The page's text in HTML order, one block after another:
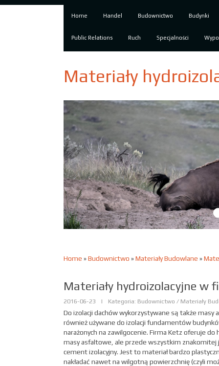
Home Handel Budownictwo Budynki
Public Relations Ruch Specjalności
Materiały
Home »Budownictwo »Materiały Budowlane »
Materiały hydroizolacyjne w
2016-06-23 | Kategoria: Budownictwo / Materiały
Do izolacji dachów wykorzystywane są także masy
również używane do izolacji fundamentów
narażonych na zawilgocenie. Firma Ketz oferuje do
masy asfaltowe, ale przede wszystkim znakomitej
cement izolacyjny. Jest to materiał bardzo
nakładać nawet na wilgotną powierzchnię (czyli